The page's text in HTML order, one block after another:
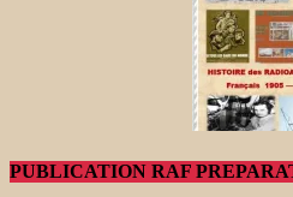
PUBLICATION RAF